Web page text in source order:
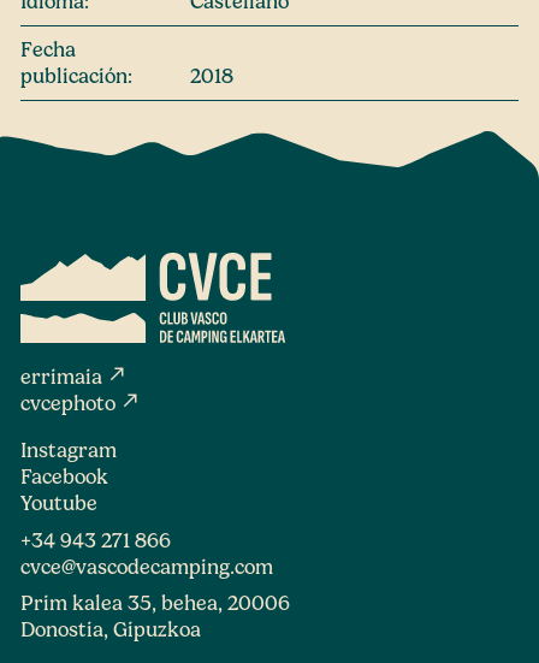
Fecha
publicación:
2018
errimaia north_east
cvcephoto north_east
Instagram
Facebook
Youtube
+34 943 271 866
cvce@vascodecamping.com
Prim kalea 35, behea, 20006
Donostia, Gipuzkoa